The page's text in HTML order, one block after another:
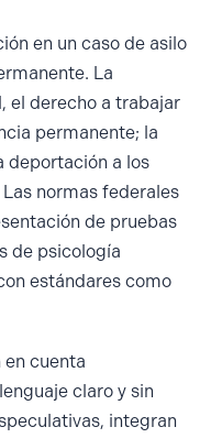
en un caso de asilo
La
el derecho a trabajar
permanente; la
deportación a los
normas federales
de pruebas
de psicología
estándares como
cuenta
claro y sin
integran